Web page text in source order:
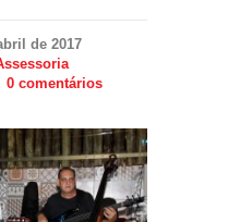
de 2017
0 comentários